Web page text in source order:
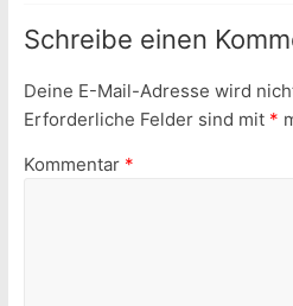
Schreibe einen
Deine E-Mail-Adresse wird
Erforderliche Felder sind mit *
Kommentar *